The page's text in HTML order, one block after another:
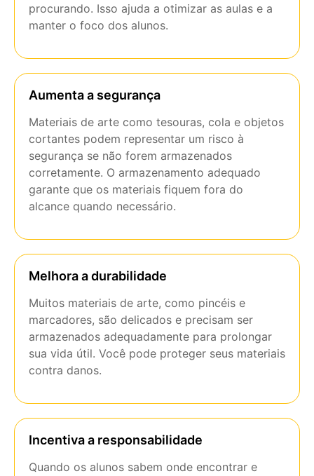
procurando. Isso ajuda a otimizar as aulas e a
manter o foco dos alunos.
Aumenta a segurança
Materiais de arte como tesouras, cola e objetos
cortantes podem representar um risco à
segurança se não forem armazenados
corretamente. O armazenamento adequado
garante que os materiais fiquem fora do
alcance quando necessário.
Melhora a durabilidade
Muitos materiais de arte, como pincéis e
marcadores, são delicados e precisam ser
armazenados adequadamente para prolongar
sua vida útil. Você pode proteger seus materiais
contra danos.
Incentiva a responsabilidade
Quando os alunos sabem onde encontrar e